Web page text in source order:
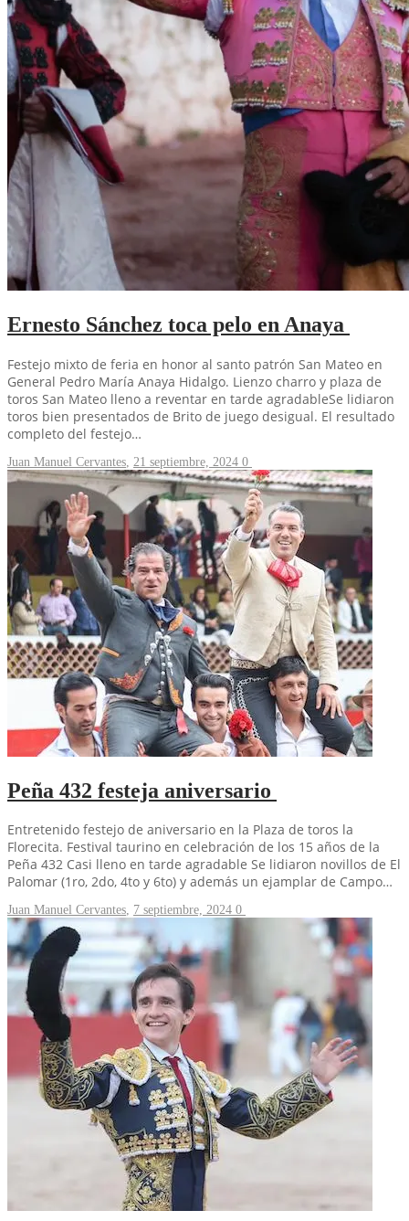
Ernesto Sánchez toca pelo en Anaya
Festejo mixto de feria en honor al santo patrón San Mateo en
General Pedro María Anaya Hidalgo. Lienzo charro y plaza de
toros San Mateo lleno a reventar en tarde agradableSe lidiaron
toros bien presentados de Brito de juego desigual. El resultado
completo del festejo…
Juan Manuel Cervantes 21 septiembre, 2024 0
Peña 432 festeja aniversario
Entretenido festejo de aniversario en la Plaza de toros la
Florecita. Festival taurino en celebración de los 15 años de la
Peña 432 Casi lleno en tarde agradable Se lidiaron novillos de El
Palomar (1ro, 2do, 4to y 6to) y además un ejamplar de Campo…
Juan Manuel Cervantes, 7 septiembre, 2024 0